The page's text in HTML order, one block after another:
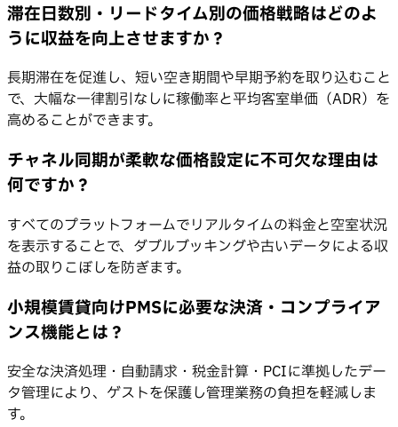
滞在日数別・リードタイム別の価格戦略はどのよ
うに収益を向上させますか？
長期滞在を促進し、短い空き期間や早期予約を取り込むこと
で、大幅な一律割引なしに稼働率と平均客室単価（ADR）を
高めることができます。
チャネル同期が柔軟な価格設定に不可欠な理由は
何ですか？
すべてのプラットフォームでリアルタイムの料金と空室状況
を表示することで、ダブルブッキングや古いデータによる収
益の取りこぼしを防ぎます。
小規模賃貸向けPMSに必要な決済・コンプライア
ンス機能とは？
安全な決済処理・自動請求・税金計算・PCIに準拠したデー
タ管理により、ゲストを保護し管理業務の負担を軽減しま
す。